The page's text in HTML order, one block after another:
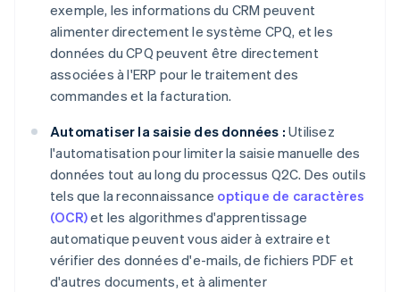
exemple, les informations du CRM peuvent
alimenter directement le système CPQ, et les
données du CPQ peuvent être directement
associées à l'ERP pour le traitement des
commandes et la facturation.
Automatiser la saisie des données : Utilisez
l'automatisation pour limiter la saisie manuelle des
données tout au long du processus Q2C. Des outils
tels que la reconnaissance optique de caractères
(OCR)et les algorithmes d'apprentissage
automatique peuvent vous aider à extraire et
vérifier des données d'e-mails, de fichiers PDF et
d'autres documents, et à alimenter